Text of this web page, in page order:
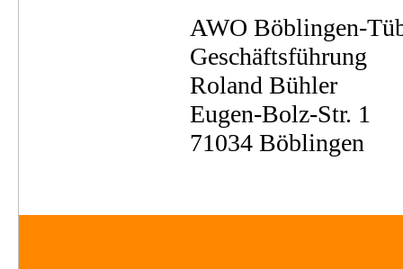
AWO Böblingen-
Geschäftsführung
Roland Bühler
Eugen-Bolz-Str. 1
71034 Böblingen